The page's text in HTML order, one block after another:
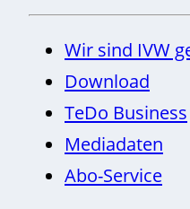
Wir sind IVW
Download
TeDo Business
Mediadaten
Abo-Service